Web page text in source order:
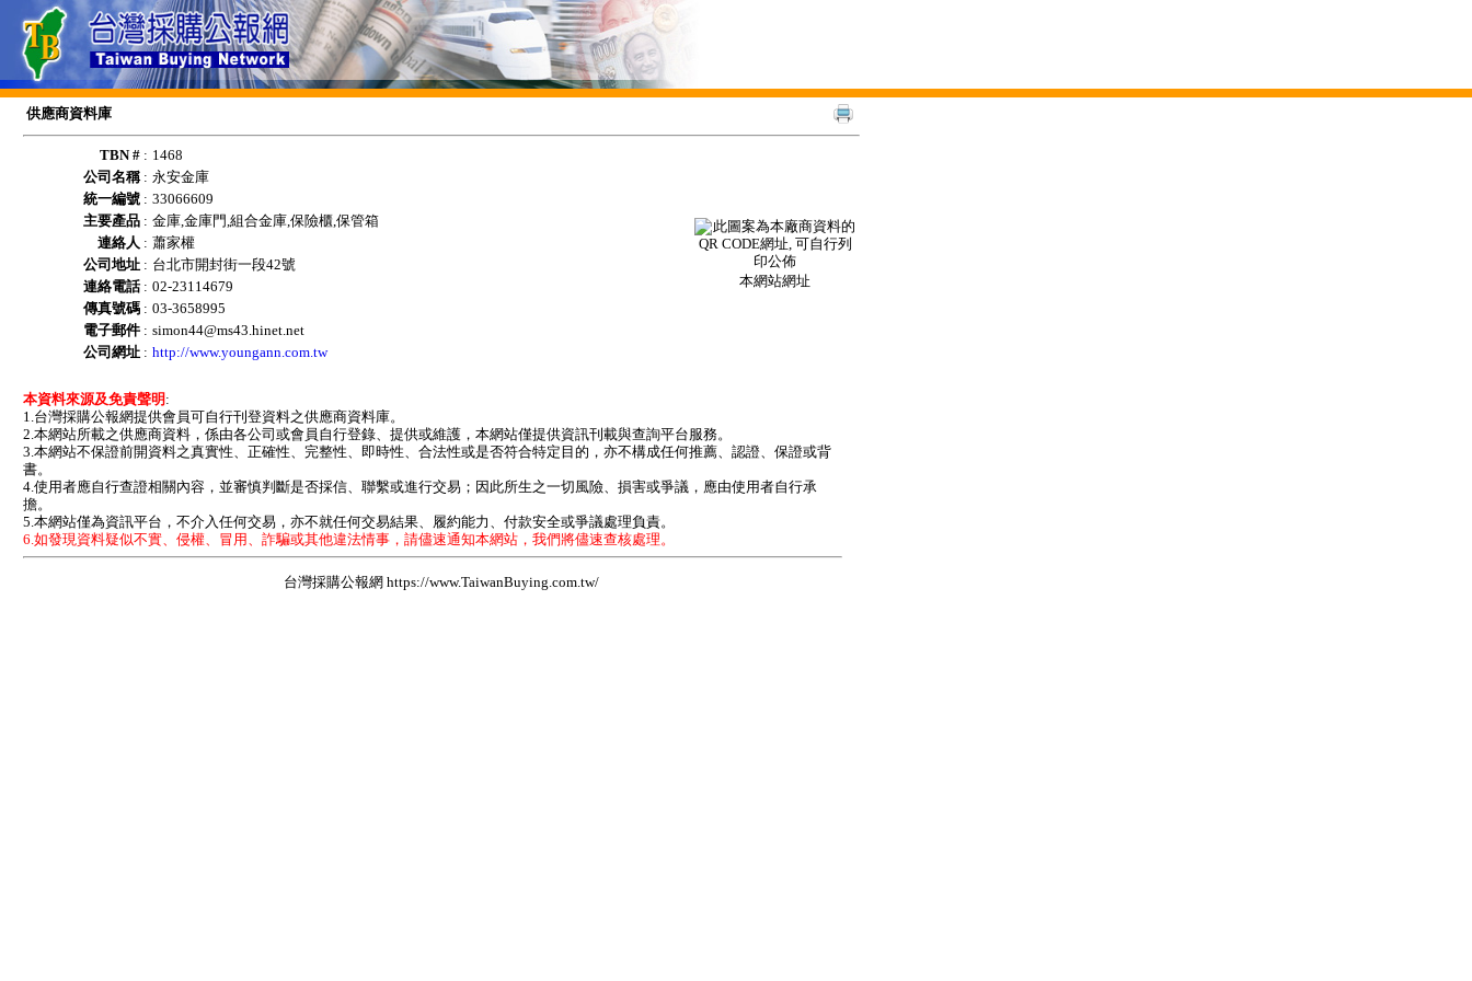
供應商資料庫
TBN # : 1468
本網站網址
公司名稱: 永安金庫
統一編號 : 33066609
主要產品 : 金庫,金庫門,組合金庫,保險櫃,保管箱
連絡人 : 蕭家權
公司地址 : 台北市開封街一段42號
連絡電話: 02-23114679
傳真號碼 : 03-3658995
電子郵件 : simon44@ms43.hinet.net
公司網址 : http://www.youngann.com.tw
本資料來源及免責聲明 :
1.台灣採購公報網提供會員可自行刊登資料之供應商資料庫。
2.本網站所載之供應商資料，係由各公司或會員自行登錄、提供或維護，本網站僅提供資訊刊載與查詢平台服務。
3.本網站不保證前開資料之真實性、正確性、完整性、即時性、合法性或是否符合特定目的，亦不構成任何推薦、認證、保證或背
書。
4.使用者應自行查證相關內容，並審慎判斷是否採信、聯繫或進行交易；因此所生之一切風險、損害或爭議，應由使用者自行承
擔。
5.本網站僅為資訊平台，不介入任何交易，亦不就任何交易結果、履約能力、付款安全或爭議處理負責。
6.如發現資料疑似不實、侵權、冒用、詐騙或其他違法情事，請儘速通知本網站，我們將儘速查核處理。
台灣採購公報網 https://www.TaiwanBuying.com.tw/